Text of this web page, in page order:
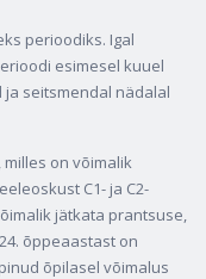
perioodiks. Igal
esimesel kuuel
seitsmendal nädalal
on võimalik
C1- ja C2-
jätkata prantsuse,
õppeaastast on
õpilasel võimalus